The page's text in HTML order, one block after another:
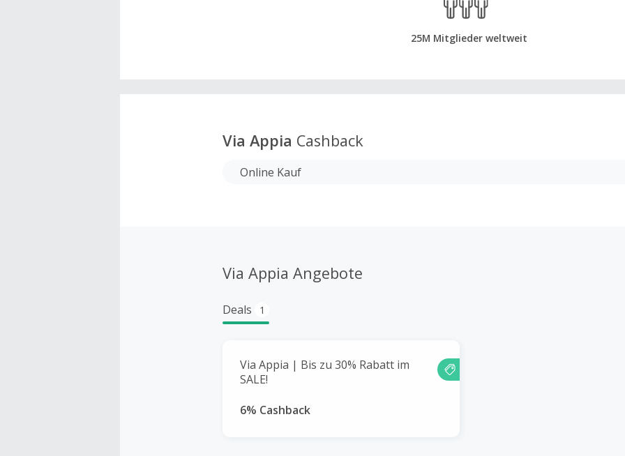
25M Mitglieder weltweit
Via Appia Cashback
Online Kauf
Via Appia Angebote
Deals 1
Via Appia | Bis zu 30% Rabatt im
SALE!
6% Cashback